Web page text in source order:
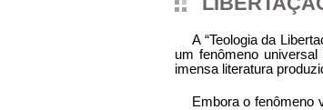
A “Teologia da
um fenômeno
imensa literatura
Embora o fenômeno